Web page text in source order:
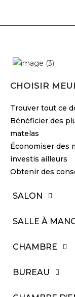
CHOISIR
Trouver tout ce
Bénéficier des
matelas
Économiser des
investis ailleurs
Obtenir des
SALON
SALLE À
CHAMBRE
BUREAU